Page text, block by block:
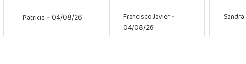
Patricia - 04/08/26 Francisco Javier-
04/08/26
Sandra